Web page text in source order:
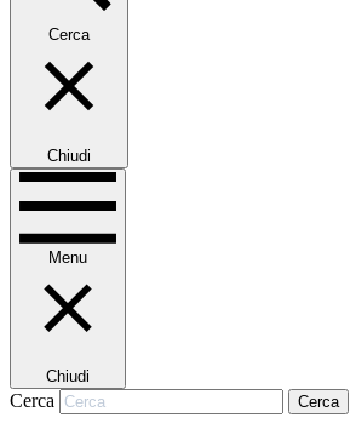
Cerca
Chiudi
Menu
Chiudi
Cerca Cerca